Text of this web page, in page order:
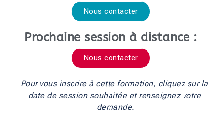
Nous contacter
Prochaine session à distance :
Nous contacter
Pour vous inscrire à cette formation, cliquez sur la
date de session souhaitée et renseignez votre
demande.